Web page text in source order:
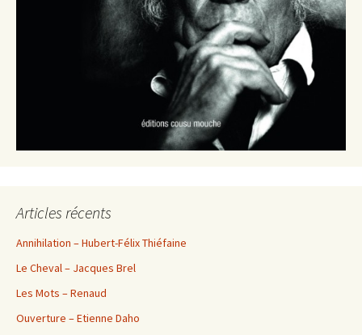
Articles récents
Annihilation – Hubert-Félix Thiéfaine
Le Cheval – Jacques Brel
Les Mots – Renaud
Ouverture – Etienne Daho